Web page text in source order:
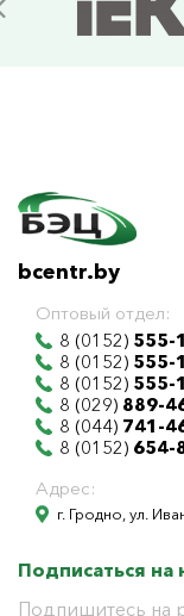
bcentr.by
Оптовый отдел:
8 (0152) 555-
8 (0152) 555-
8 (0152) 555-
8 (029) 889-
8 (044) 741-
8 (0152) 654-
Адрес:
г. Гродно, ул.
Подписаться на
Подпишитесь на